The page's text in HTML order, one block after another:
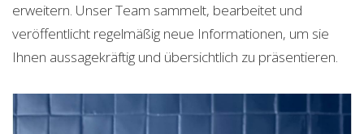
erweitern. Unser Team sammelt, bearbeitet und
veröffentlicht regelmäßig neue Informationen, um sie
Ihnen aussagekräftig und übersichtlich zu präsentieren.